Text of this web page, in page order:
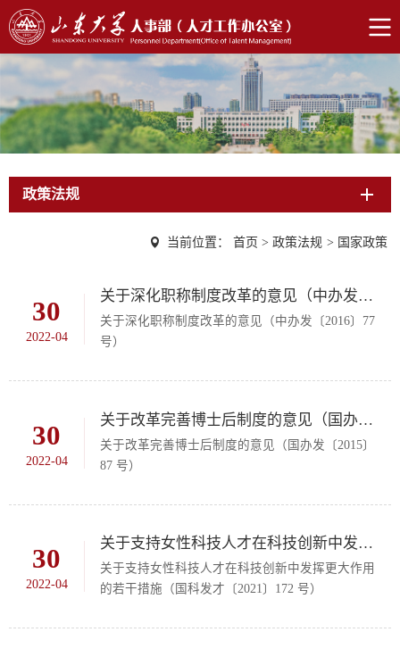
政策法规
当前位置： 首页 > 政策法规 > 国家政策
30
2022-04
关于深化职称制度改革的意见（中办发〔2016〕77 号）
关于深化职称制度改革的意见（中办发〔2016〕77
号）
30
2022-04
关于改革完善博士后制度的意见（国办发〔2015〕87 号）
关于改革完善博士后制度的意见（国办发〔2015〕
87 号）
30
2022-04
关于支持女性科技人才在科技创新中发挥更大作用的若干措施（国科发才〔2021〕172 号）
关于支持女性科技人才在科技创新中发挥更大作用
的若干措施（国科发才〔2021〕172 号）